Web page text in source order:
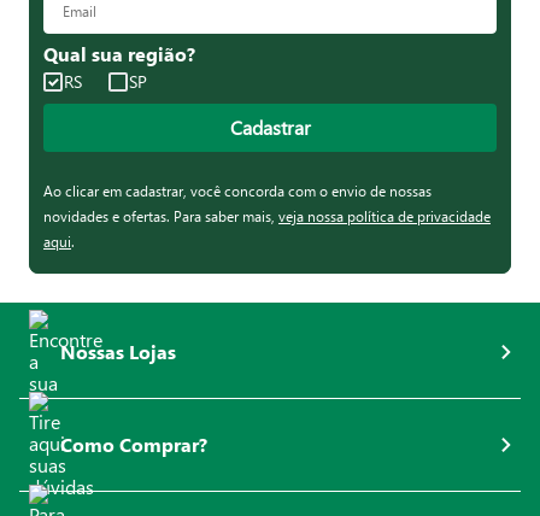
Qual sua região?
RS SP
Cadastrar
Ao clicar em cadastrar, você concorda com o envio de nossas
novidades e ofertas. Para saber mais, veja nossa política de privacidade
aqui.
Nossas Lojas
Como Comprar?